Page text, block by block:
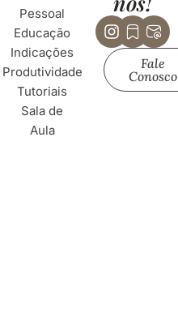
Pessoal
Educação
Indicações
Produtividade
Tutoriais
Sala de
Aula
01at-
01
Fale
Conosco